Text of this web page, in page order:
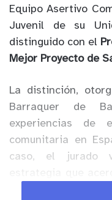
Equipo Asertivo
Juvenil de su
distinguido con el
Mejor Proyecto de
La distinción,
Barraquer de
experiencias de
comunitaria en
caso, el jurado
niños, niñas y